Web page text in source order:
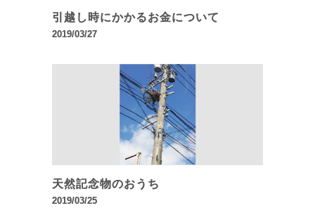
引越し時にかかるお金について
2019/03/27
天然記念物のおうち
2019/03/25